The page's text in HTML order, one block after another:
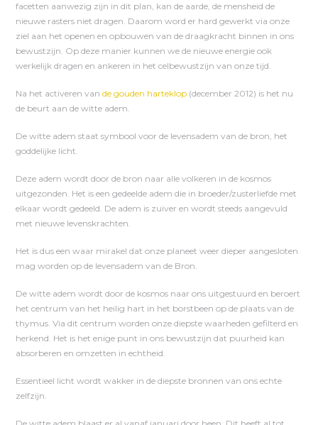
facetten aanwezig zijn in dit plan, kan de aarde, de mensheid de
nieuwe rasters niet dragen. Daarom word er hard gewerkt via onze
ziel aan het openen en opbouwen van de draagkracht binnen in ons
bewustzijn. Op deze manier kunnen we de nieuwe energie ook
werkelijk dragen en ankeren in het celbewustzijn van onze tijd.
Na het activeren vande gouden harteklop (december 2012) is het nu
de beurt aan de witte adem.
De witte adem staat symbool voor de levensadem van de bron, het
goddelijke licht.
Deze adem wordt door de bron naar alle volkeren in de kosmos
uitgezonden. Het is een gedeelde adem die in broeder/zusterliefde met
elkaar wordt gedeeld. De adem is zuiver en wordt steeds aangevuld
met nieuwe levenskrachten.
Het is dus een waar mirakel dat onze planeet weer dieper aangesloten
mag worden op de levensadem van de Bron.
De witte adem wordt door de kosmos naar ons uitgestuurd en beroert
het centrum van het heilig hart in het borstbeen op de plaats van de
thymus. Via dit centrum worden onze diepste waarheden gefilterd en
herkend. Het is het enige punt in ons bewustzijn dat puurheid kan
absorberen en omzetten in echtheid.
Essentieel licht wordt wakker in de diepste bronnen van ons echte
zelfzijn.